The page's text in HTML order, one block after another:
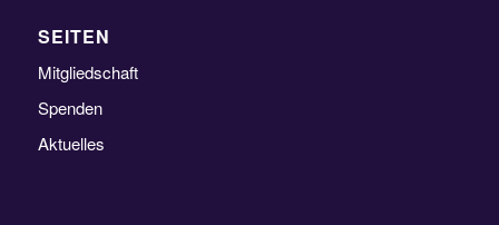
SEITEN
Mitgliedschaft
Spenden
Aktuelles